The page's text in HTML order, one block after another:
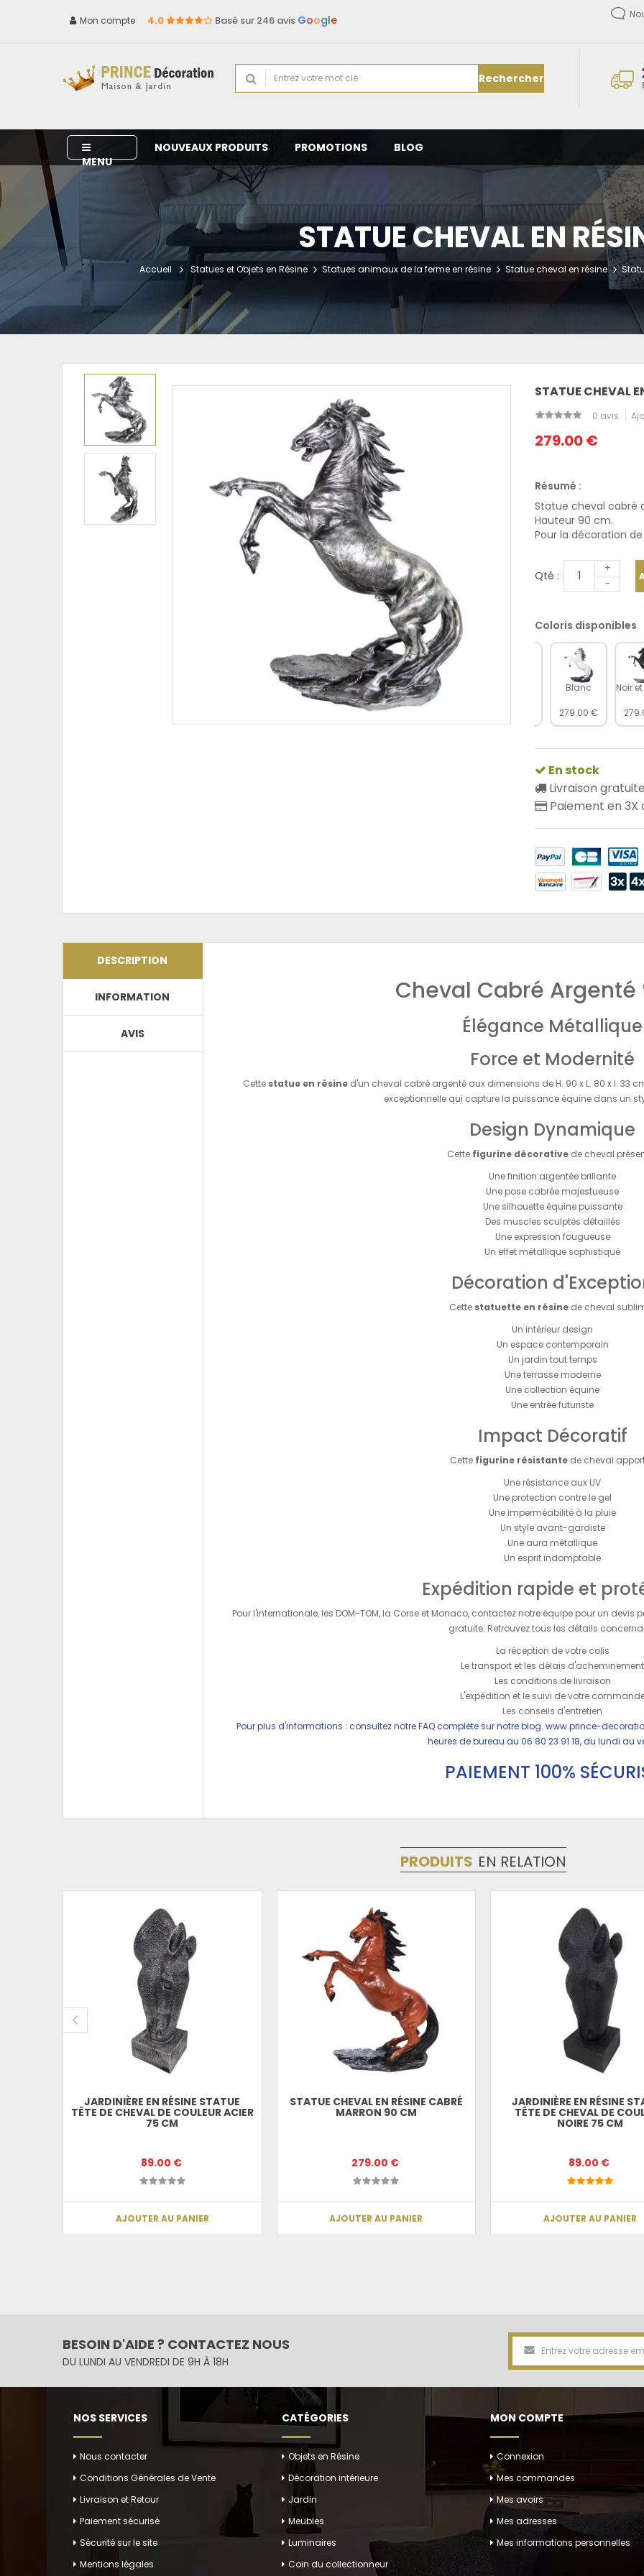
Mon compte 4.0 Basé sur 246 avis Google
Rechercher
MENU
NOUVEAUX PRODUITS PROMOTIONS BLOG
STATUE CHEVAL EN
Accueil Statues et Objets en Résine Statues animaux de la ferme en résine Statue cheval en résine
STATUE CHEVAL
0 avis
279.00 €
Résumé :
Statue cheval cabré
Hauteur 90 cm.
Pour la décoration
Qté :
+
-
Coloris disponibles
Blanc
279.00 €
Noir
En stock
Livraison
Paiement en
DESCRIPTION
INFORMATION
AVIS
Cheval Cabré Argenté
Élégance Métallique
Force et Modernité
Cette statue en résined'un cheval cabré argenté aux dimensions de H. 90 x L. 80 x l. 33
exceptionnelle qui capture la puissance équine dans un
Design Dynamique
Cette figurine décorativede cheval
Une finition argentée brillante
Une pose cabrée majestueuse
Une silhouette équine puissante
Des muscles sculptés détaillés
Une expression fougueuse
Un effet métallique sophistiqué
Décoration
Cette statuette en résinede cheval
Un intérieur design
Un espace contemporain
Un jardin tout temps
Une terrasse moderne
Une collection équine
Une entrée futuriste
Impact Décoratif
Cette figurine résistante de cheval
Une résistance aux UV
Une protection contre le gel
Une imperméabilité à la pluie
Un style avant-gardiste
Une aura métallique
Un esprit indomptable
Expédition rapide et
Pour l'internationale, les DOM-TOM, la Corse et Monaco, contactez notre équipe pour un
gratuite. Retrouvez tous les détails
La réception de votre colis
Le transport et les délais d'acheminement
Les conditions de livraison
L'expédition et le suivi de votre
Les conseils d'entretien
Pour plus d'informations : consultez notre FAQ complète sur notre blog.www.prince-
heures de bureau au 06 80 23 91 18, du lundi au
PAIEMENT 100%
PRODUITS EN RELATION
JARDINIÈRE EN RÉSINE STATUE
TÊTE DE CHEVAL DE COULEUR ACIER
75 CM
89.00 €
AJOUTER AU PANIER
STATUE CHEVAL EN RÉSINE CABRÉ
MARRON 90 CM
279.00 €
AJOUTER AU PANIER
JARDINIÈRE EN RÉSINE
TÊTE DE CHEVAL DE
NOIRE 75 CM
89.00 €
AJOUTER AU PANIER
BESOIN D'AIDE ? CONTACTEZ NOUS
DU LUNDI AU VENDREDI DE 9H À 18H
NOS SERVICES
Nous contacter
Conditions Générales de Vente
Livraison et Retour
Paiement sécurisé
Sécurité sur le site
Mentions légales
CATÉGORIES
Objets en Résine
Décoration intérieure
Jardin
Meubles
Luminaires
Coin du collectionneur
MON COMPTE
Connexion
Mes commandes
Mes avoirs
Mes adresses
Mes informations personnelles